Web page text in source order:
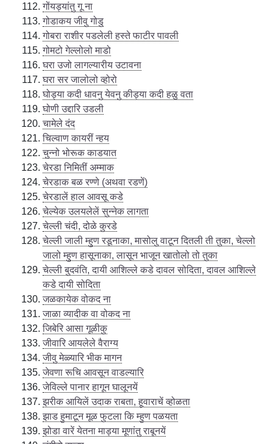
गोंयड्यांतु गू ना
गोडाकय जीवु गोडु
गोबरा राशीर पडलेली हस्ते फाटीर पावली
गोमटो गेल्लोलो माडो
घरा उजो लागल्यारीय उटावना
घरा सर जालोलो व्होरो
घोड्या कदी धावनु येवनु कीड्या कदी हळु वता
घोणी उद्दारि उडली
चामेले दंद
चिल्वाण कायरीं न्हय
चुन्नो भोरूक काडयात
चेरडा निमितीं अम्माक
चेरडाक बळ रण्णे (अथवा रडणें)
चेरडालें हाल आवसू कडे
चेल्येक उलयलेलें सुन्नेक लागता
चेल्ली चंदी, दोळे कुरडे
चेल्ली जाली म्हुण रडूनाका, मासोलु वाटून दितली ती तुका, चेल्लो
जालो म्हुण हासूनाका, लासून भाजून खातोलो तो तुका
चेल्ली बुदवंति, दायी आशिल्ले कडे दावल सोदिता, दावल आशिल्ले
कडे दायी सोदिता
जळकायेक वोकद ना
जाळा व्यादीक वा वोकद ना
जिबेरि आसा गूळीकु
जीवारि आयलेले वैराग्य
जीवु मेळ्यारि भीक मागन
जेवणा रूचि आवसून वाडल्यारि
जेविल्ले पानार हागून घालूनयें
झरीक आयिलें उदाक राबता, हूवाराचें व्होळता
झाड हुमाटून मूळ फुटला कि म्हुण पळयता
झोडा वारें येतना माड्या मूणांतु राबूनयें